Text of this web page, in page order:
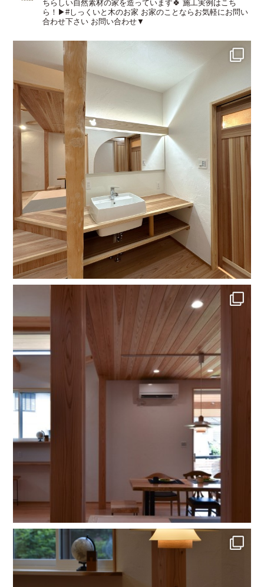
ちらしい自然素材の家を造っています🍀 施工実例はこち
ら！▶︎#しっくいと木のお家 お家のことならお気軽にお問い
合わせ下さい お問い合わせ▼